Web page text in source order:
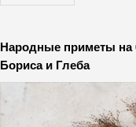
Народные приметы на
Бориса и Глеба